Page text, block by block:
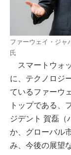
ファーウェイ・ジャ
氏
スマートウォ
に、テクノロジ
ているファーウ
トップである、
ジデント 賀磊（
か、グローバル
み、今後の展望